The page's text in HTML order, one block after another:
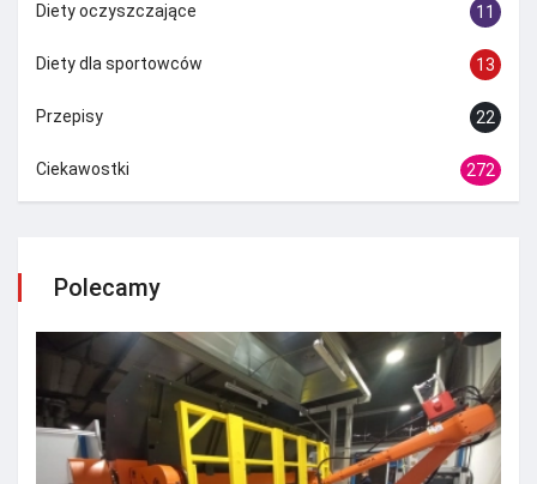
Diety oczyszczające 11
Diety dla sportowców 13
Przepisy 22
Ciekawostki 272
Polecamy